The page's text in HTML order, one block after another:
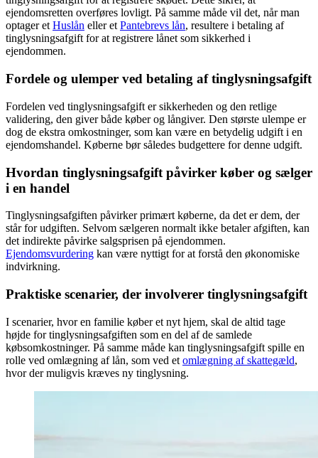
ejendomsretten overføres lovligt. På samme måde vil det, når man
optager et Huslån eller et Pantebrevs lån, resultere i betaling af
tinglysningsafgift for at registrere lånet som sikkerhed i
ejendommen.
Fordele og ulemper ved betaling af tinglysningsafgift
Fordelen ved tinglysningsafgift er sikkerheden og den retlige
validering, den giver både køber og långiver. Den største ulempe er
dog de ekstra omkostninger, som kan være en betydelig udgift i en
ejendomshandel. Køberne bør således budgettere for denne udgift.
Hvordan tinglysningsafgift påvirker køber og sælger
i en handel
Tinglysningsafgiften påvirker primært køberne, da det er dem, der
står for udgiften. Selvom sælgeren normalt ikke betaler afgiften, kan
det indirekte påvirke salgsprisen på ejendommen.
Ejendomsvurdering kan være nyttigt for at forstå den økonomiske
indvirkning.
Praktiske scenarier, der involverer tinglysningsafgift
I scenarier, hvor en familie køber et nyt hjem, skal de altid tage
højde for tinglysningsafgiften som en del af de samlede
købsomkostninger. På samme måde kan tinglysningsafgift spille en
rolle ved omlægning af lån, som ved et omlægning af skattegæld,
hvor der muligvis kræves ny tinglysning.